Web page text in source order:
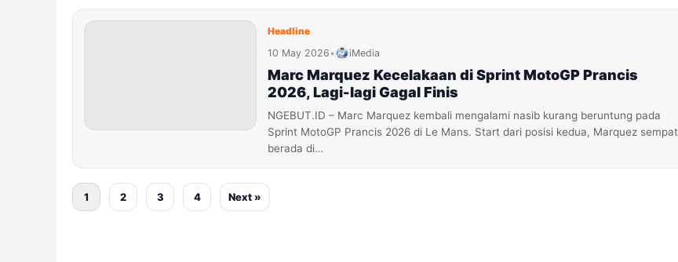
Headline
10 May 2026• iMedia
Marc Marquez Kecelakaan di Sprint MotoGP Prancis
2026, Lagi-lagi Gagal Finis
NGEBUT.ID – Marc Marquez kembali mengalami nasib kurang beruntung pada
Sprint MotoGP Prancis 2026 di Le Mans. Start dari posisi kedua, Marquez sempat
berada di…
1 2 3 4 Next »